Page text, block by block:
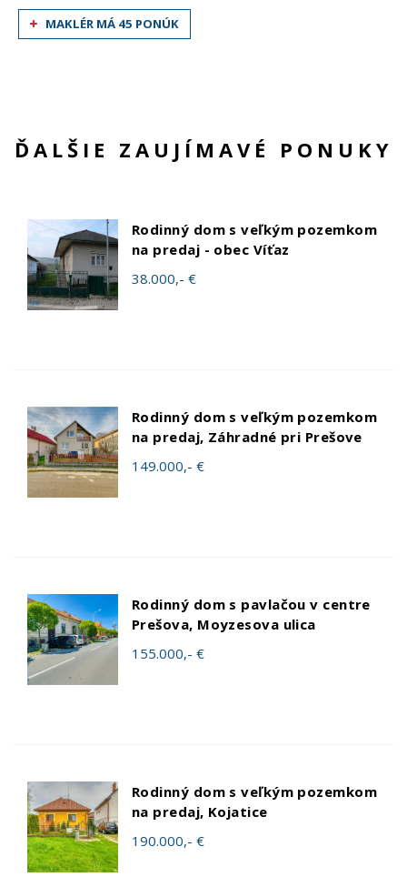
MAKLÉR MÁ 45 PONÚK
ĎALŠIE ZAUJÍMAVÉ PONUKY
Rodinný dom s veľkým pozemkom
na predaj - obec Víťaz
38.000,- €
Rodinný dom s veľkým pozemkom
na predaj, Záhradné pri Prešove
149.000,- €
Rodinný dom s pavlačou v centre
Prešova, Moyzesova ulica
155.000,- €
Rodinný dom s veľkým pozemkom
na predaj, Kojatice
190.000,- €